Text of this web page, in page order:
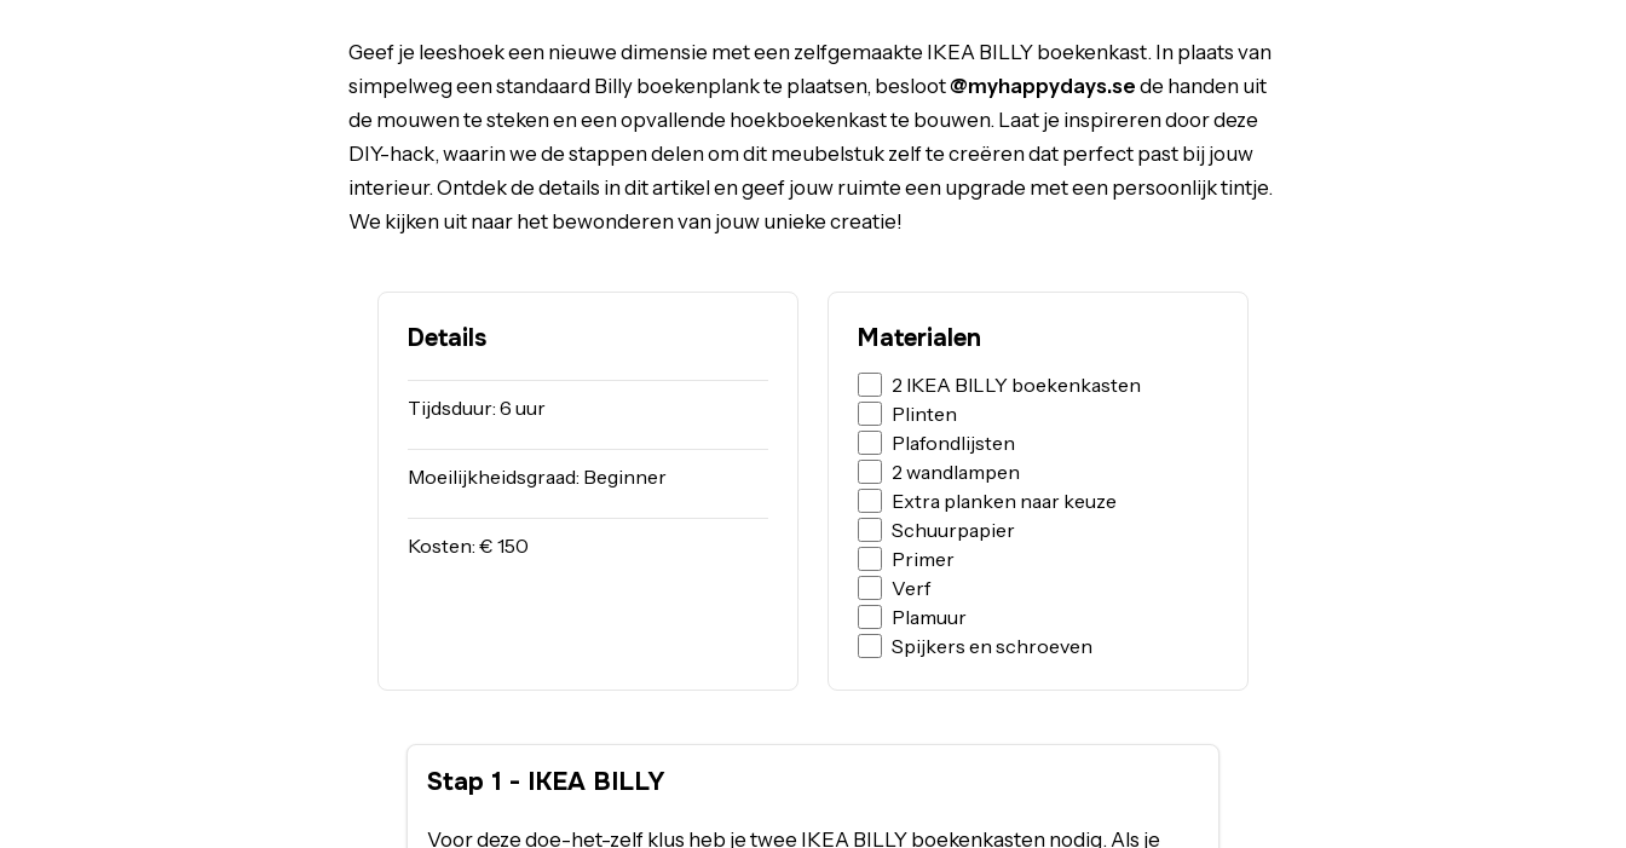
Geef je leeshoek een nieuwe dimensie met een zelfgemaakte IKEA BILLY boekenkast. In plaats van
simpelweg een standaard Billy boekenplank te plaatsen, besloot@myhappydays.se de handen uit
de mouwen te steken en een opvallende hoekboekenkast te bouwen. Laat je inspireren door deze
DIY-hack, waarin we de stappen delen om dit meubelstuk zelf te creëren dat perfect past bij jouw
interieur. Ontdek de details in dit artikel en geef jouw ruimte een upgrade met een persoonlijk tintje.
We kijken uit naar het bewonderen van jouw unieke creatie!
Details
Tijdsduur: 6 uur
Moeilijkheidsgraad: Beginner
Kosten: € 150
Materialen
2 IKEA BILLY boekenkasten
Plinten
Plafondlijsten
2 wandlampen
Extra planken naar keuze
Schuurpapier
Primer
Verf
Plamuur
Spijkers en schroeven
Stap 1 - IKEA BILLY
Voor deze doe-het-zelf klus heb je twee IKEA BILLY boekenkasten nodig. Als je